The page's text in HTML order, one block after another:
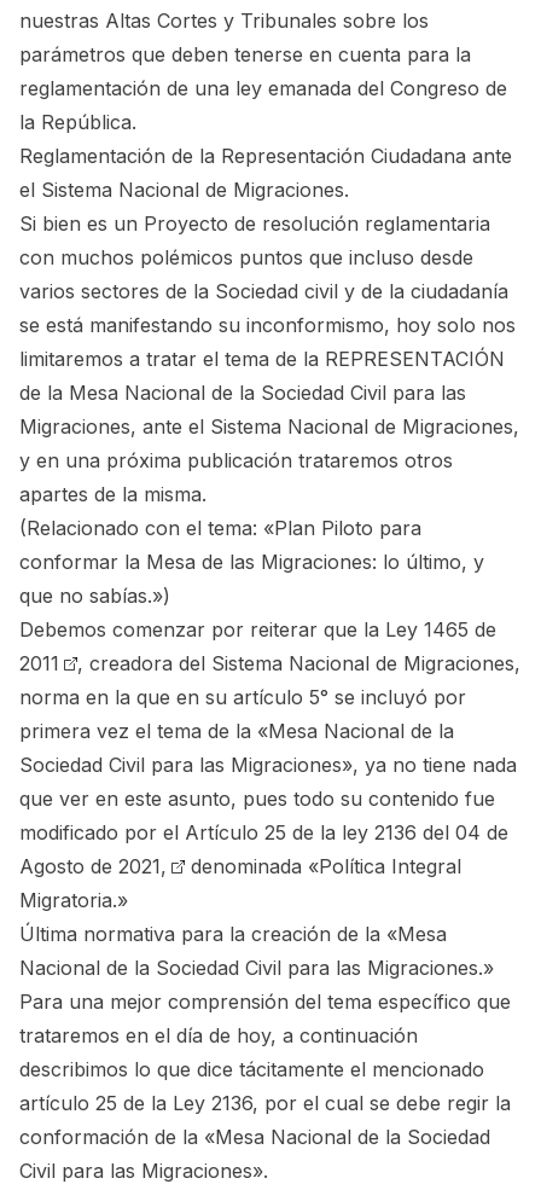
nuestras Altas Cortes y Tribunales sobre los
parámetros que deben tenerse en cuenta para la
reglamentación de una ley emanada del Congreso de
la República.
Reglamentación de la Representación Ciudadana ante
el Sistema Nacional de Migraciones.
Si bien es un Proyecto de resolución reglamentaria
con muchos polémicos puntos que incluso desde
varios sectores de la Sociedad civil y de la ciudadanía
se está manifestando su inconformismo, hoy solo nos
limitaremos a tratar el tema de la REPRESENTACIÓN
de la Mesa Nacional de la Sociedad Civil para las
Migraciones, ante el Sistema Nacional de Migraciones,
y en una próxima publicación trataremos otros
apartes de la misma.
(Relacionado con el tema: «Plan Piloto para
conformar la Mesa de las Migraciones: lo último, y
que no sabías.»)
Debemos comenzar por reiterar que la Ley 1465 de
2011
, creadora del Sistema Nacional de Migraciones,
norma en la que en su artículo 5° se incluyó por
primera vez el tema de la «Mesa Nacional de la
Sociedad Civil para las Migraciones», ya no tiene nada
que ver en este asunto, pues todo su contenido fue
modificado por el Artículo 25 de la ley 2136 del 04 de
Agosto de 2021,
denominada «Política Integral
Migratoria.»
Última normativa para la creación de la «Mesa
Nacional de la Sociedad Civil para las Migraciones.»
Para una mejor comprensión del tema específico que
trataremos en el día de hoy, a continuación
describimos lo que dice tácitamente el mencionado
artículo 25 de la Ley 2136, por el cual se debe regir la
conformación de la «Mesa Nacional de la Sociedad
Civil para las Migraciones».